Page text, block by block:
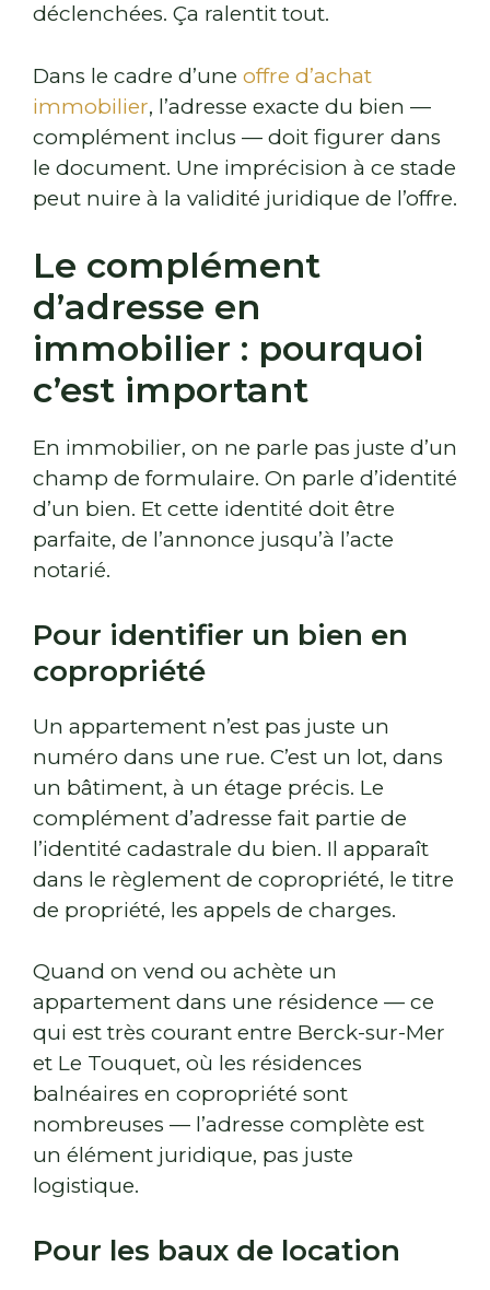
déclenchées. Ça ralentit tout.
Dans le cadre d’une offre d’achat
immobilier, l’adresse exacte du bien —
complément inclus — doit figurer dans
le document. Une imprécision à ce stade
peut nuire à la validité juridique de l’offre.
Le complément
d’adresse en
immobilier : pourquoi
c’est important
En immobilier, on ne parle pas juste d’un
champ de formulaire. On parle d’identité
d’un bien. Et cette identité doit être
parfaite, de l’annonce jusqu’à l’acte
notarié.
Pour identifier un bien en
copropriété
Un appartement n’est pas juste un
numéro dans une rue. C’est un lot, dans
un bâtiment, à un étage précis. Le
complément d’adresse fait partie de
l’identité cadastrale du bien. Il apparaît
dans le règlement de copropriété, le titre
de propriété, les appels de charges.
Quand on vend ou achète un
appartement dans une résidence — ce
qui est très courant entre Berck-sur-Mer
et Le Touquet, où les résidences
balnéaires en copropriété sont
nombreuses — l’adresse complète est
un élément juridique, pas juste
logistique.
Pour les baux de location